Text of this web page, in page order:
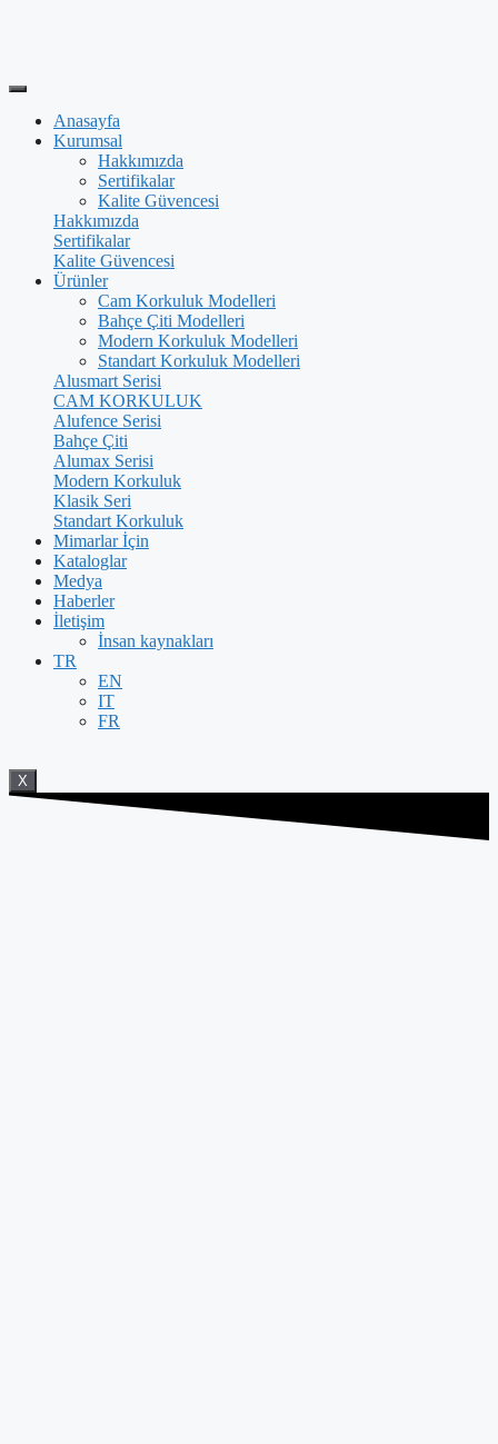
Anasayfa
Kurumsal
Hakkımızda
Sertifikalar
Kalite Güvencesi
Hakkımızda
Sertifikalar
Kalite Güvencesi
Ürünler
Cam Korkuluk Modelleri
Bahçe Çiti Modelleri
Modern Korkuluk Modelleri
Standart Korkuluk Modelleri
Alusmart Serisi
CAM KORKULUK
Alufence Serisi
Bahçe Çiti
Alumax Serisi
Modern Korkuluk
Klasik Seri
Standart Korkuluk
Mimarlar İçin
Kataloglar
Medya
Haberler
İletişim
İnsan kaynakları
TR
EN
IT
FR
X